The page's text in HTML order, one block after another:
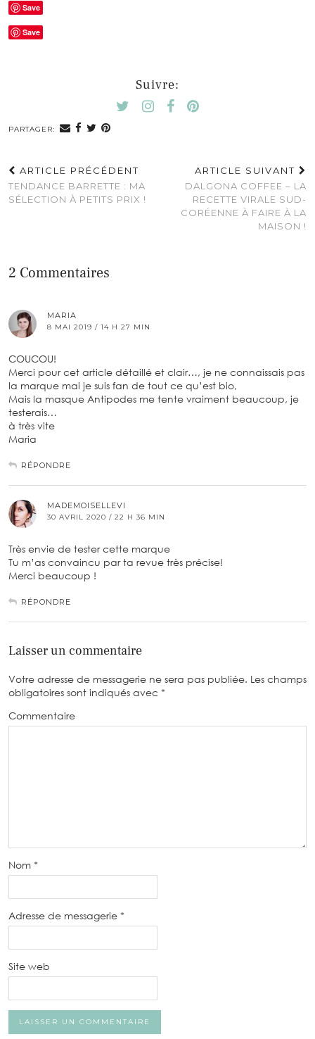
Save
Save
Suivre:
PARTAGER:
ARTICLE PRÉCÉDENT
TENDANCE BARRETTE : MA
SÉLECTION À PETITS PRIX !
ARTICLE SUIVANT
DALGONA COFFEE – LA
RECETTE VIRALE SUD-
CORÉENNE À FAIRE À LA
MAISON !
2 Commentaires
MARIA
8 MAI 2019 / 14 H 27 MIN
COUCOU!
Merci pour cet article détaillé et clair…, je ne connaissais pas
la marque mai je suis fan de tout ce qu’est bio,
Mais la masque Antipodes me tente vraiment beaucoup, je
testerais…
à très vite
Maria
RÉPONDRE
MADEMOISELLEVI
30 AVRIL 2020 / 22 H 36 MIN
Très envie de tester cette marque
Tu m’as convaincu par ta revue très précise!
Merci beaucoup !
RÉPONDRE
Laisser un commentaire
Votre adresse de messagerie ne sera pas publiée. Les champs
obligatoires sont indiqués avec *
Commentaire
Nom *
Adresse de messagerie *
Site web